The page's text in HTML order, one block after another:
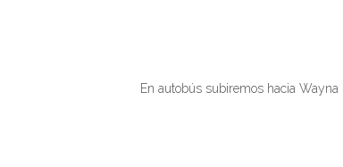
En autobús subiremos hacia